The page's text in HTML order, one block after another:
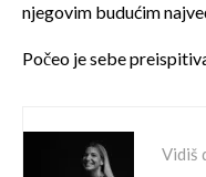
njegovim budućim
Počeo je sebe
Vidiš